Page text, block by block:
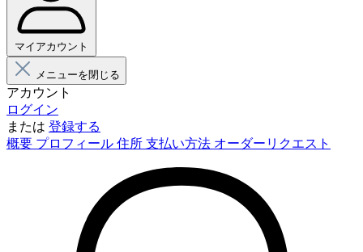
マイアカウント
メニューを閉じる
アカウント
ログイン
または 登録する
概要 プロフィール 住所 支払い方法 オーダーリクエスト